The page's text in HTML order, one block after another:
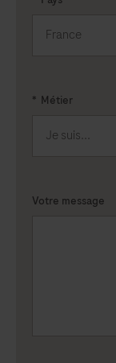
* Métier
Votre message